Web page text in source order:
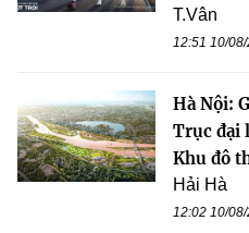
T.Vân
12:51 10/
Hà Nội:
Trục đại
Khu đô
Hải Hà
12:02 10/